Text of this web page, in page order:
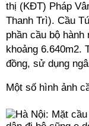
thị (KĐT) Pháp
Thanh Trì). Cầu
phần cầu bộ
khoảng 6.640m2.
đồng, sử dụng
Một số hình ảnh